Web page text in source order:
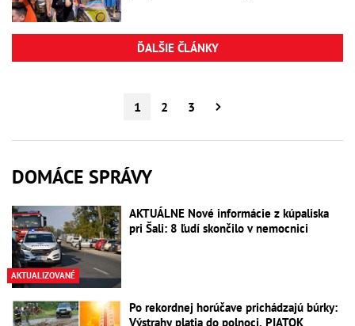
ĎALŠIE ČLÁNKY
1 2 3
DOMÁCE SPRÁVY
AKTUALIZOVANÉ
AKTUÁLNE Nové informácie z kúpaliska
pri Šali: 8 ľudí skončilo v nemocnici
Po rekordnej horúčave prichádzajú búrky:
Výstrahy platia do polnoci, PIATOK